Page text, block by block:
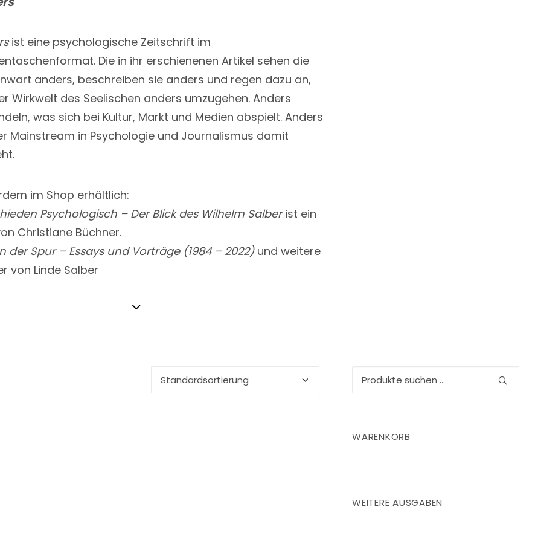
ist eine psychologische Zeitschrift im
Die in ihr erschienenen Artikel sehen die
anders, beschreiben sie anders und regen dazu an,
Wirkwelt des Seelischen anders umzugehen. Anders
was sich bei Kultur, Markt und Medien abspielt. Anders
Mainstream in Psychologie und Journalismus damit
im Shop erhältlich:
Psychologisch – Der Blick des Wilhelm Salberist ein
Christiane Büchner.
der Spur – Essays und Vorträge (1984 – 2022)und weitere
von Linde Salber
Suchen
WARENKORB
WEITERE AUSGABEN